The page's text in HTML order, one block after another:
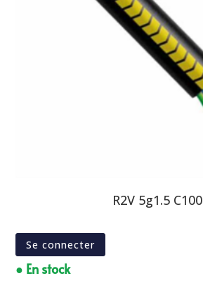
R2V 5g1.5 C100
Se connecter
● En stock